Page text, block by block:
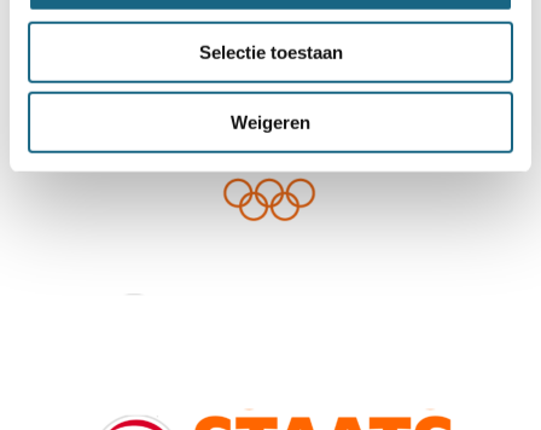
Selectie toestaan
Weigeren